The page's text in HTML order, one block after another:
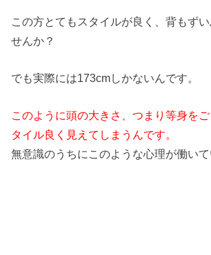
この方とてもスタイルが良く、背もず
せんか？
でも実際には173cmしかないんです。
このように頭の大きさ、つまり等身を
タイル良く見えてし まうんです。
無意識のうちにこのような心理が働いて